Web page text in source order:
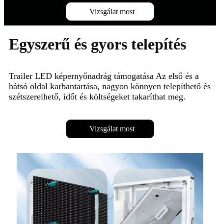
Vizsgálat most
Egyszerű és gyors telepítés
Trailer LED képernyőnadrág támogatása Az első és a
hátsó oldal karbantartása, nagyon könnyen telepíthető és
szétszerelhető, időt és költségeket takaríthat meg.
Vizsgálat most